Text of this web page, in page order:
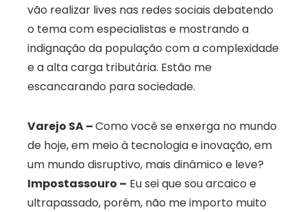
vão realizar lives nas redes sociais debatendo
o tema com especialistas e mostrando a
indignação da população com a complexidade
e a alta carga tributária. Estão me
escancarando para sociedade.
Varejo SA –Como você se enxerga no mundo
de hoje, em meio à tecnologia e inovação, em
um mundo disruptivo, mais dinâmico e leve?
Impostassouro – Eu sei que sou arcaico e
ultrapassado, porém, não me importo muito